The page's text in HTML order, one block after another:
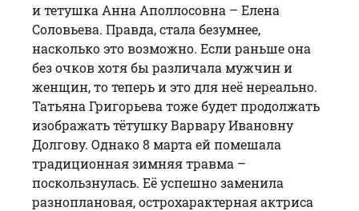
и тетушка Анна Аполлосовна – Елена
Соловьева. Правда, стала безумнее,
насколько это возможно. Если раньше она
без очков хотя бы различала мужчин и
женщин, то теперь и это для неё нереально.
Татьяна Григорьева тоже будет продолжать
изображать тётушку Варвару Ивановну
Долгову. Однако 8 марта ей помешала
традиционная зимняя травма –
поскользнулась. Её успешно заменила
разноплановая, острохарактерная актриса